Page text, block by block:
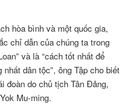
hòa bình và một quốc gia,
chỉ dẫn của chúng ta trong
và là “cách tốt nhất để
dân tộc”, ông Tập cho biết
đoàn do chủ tịch Tân Đảng,
Mu-ming.